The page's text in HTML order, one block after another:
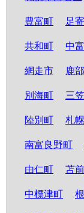
豊富町 足
共和町 中
網走市 鹿
別海町 三
陸別町 札
南富良野町
由仁町 苫
中標津町